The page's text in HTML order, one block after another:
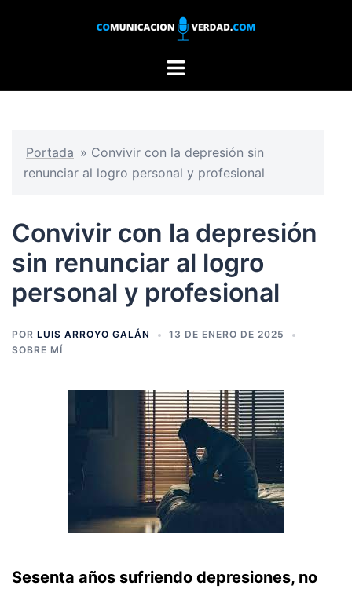
Alternar
Portada » Convivir con la depresión sin
renunciar al logro personal y profesional
Convivir con la depresión
sin renunciar al logro
personal y profesional
POR LUIS ARROYO GALÁN
13 DE ENERO DE 2025
SOBRE MÍ
Sesenta años sufriendo depresiones, no